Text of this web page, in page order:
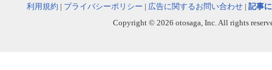
利用規約 | プライバシーポリシー | 広告に関するお問い合わせ | 記事
Copyright © 2026 otosaga, Inc. All rights